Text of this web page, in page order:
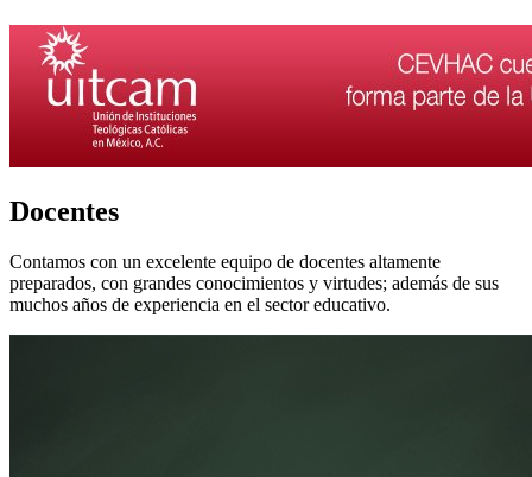
Docentes
Contamos con un excelente equipo de docentes altamente
preparados, con grandes conocimientos y virtudes; además de sus
muchos años de experiencia en el sector educativo.